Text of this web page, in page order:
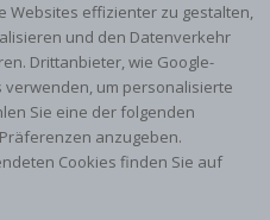
Websites effizienter zu gestalten,
und den Datenverkehr
Drittanbieter, wie Google-
um personalisierte
Sie eine der folgenden
anzugeben.
Cookies finden Sie auf